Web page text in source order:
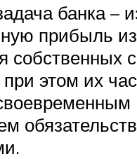
банка –
прибыль из
этом их
обязательств